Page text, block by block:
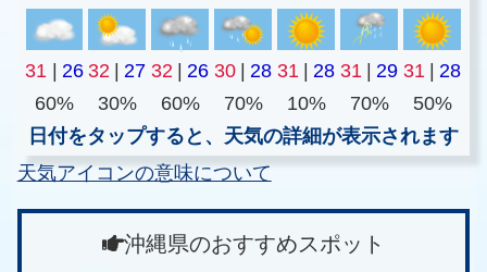
31 | 26 32 | 27 32 | 26 30 | 28 31 | 28 31 | 29 31 | 28
60%
30% 60% 70% 10% 70%
50%
日付をタップすると、天気の詳細が表示されます
天気アイコンの意味について
沖縄県のおすすめスポット